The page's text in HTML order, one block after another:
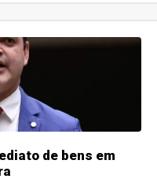
de bens em